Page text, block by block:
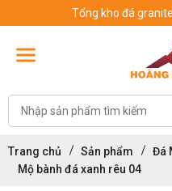
Tổng kho đá
Trang chủ Sản phẩm Đá
Mộ bành đá xanh rêu 04